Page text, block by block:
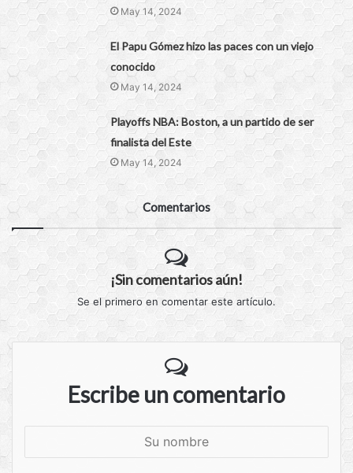
May 14, 2024
El Papu Gómez hizo las paces con un viejo
conocido
May 14, 2024
Playoffs NBA: Boston, a un partido de ser
finalista del Este
May 14, 2024
Comentarios
¡Sin comentarios aún!
Se el primero en comentar este artículo.
Escribe un comentario